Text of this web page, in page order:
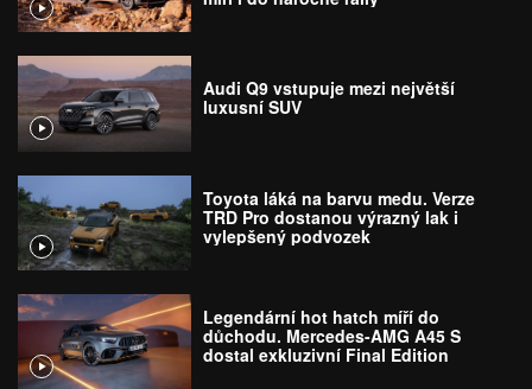
Audi Q9 vstupuje mezi největší
luxusní SUV
Toyota láká na barvu medu. Verze
TRD Pro dostanou výrazný lak i
vylepšený podvozek
Legendární hot hatch míří do
důchodu. Mercedes-AMG A45 S
dostal exkluzivní Final Edition